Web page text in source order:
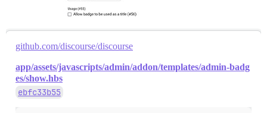
github.com/discourse/discourse
app/assets/javascripts/admin/addon/templates/admin-badg
es/show.hbs
ebfc33b55